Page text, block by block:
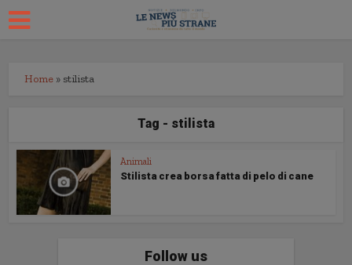
Home » stilista
Tag - stilista
Animali
Stilista crea borsa fatta di pelo di cane
Follow us